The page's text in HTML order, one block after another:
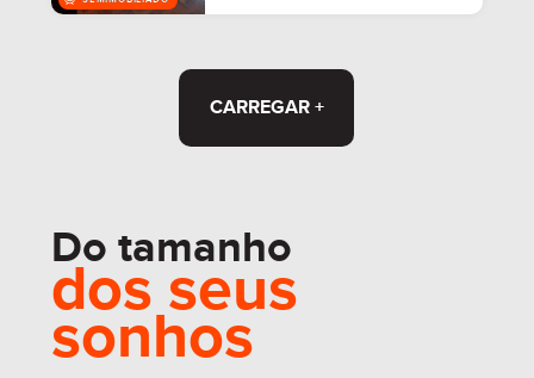
CARREGAR +
Do tamanho
dos seus
sonhos